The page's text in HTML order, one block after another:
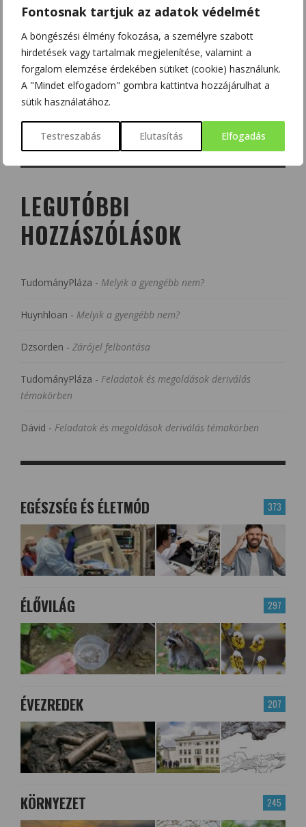
Fontosnak tartjuk az adatok védelmét
A böngészési élmény fokozása, a személyre szabott
hirdetések vagy tartalmak megjelenítése, valamint a
forgalom elemzése érdekében sütiket (cookie) használunk.
A "Mindet elfogadom" gombra kattintva hozzájárulhat a
sütik használatához.
Testreszabás Elutasítás Elfogadás
LEGUTÓBBI
HOZZÁSZÓLÁSOK
TudományPláza - Melyik a gyengébb nem?
Huynhloan - Melyik a gyengébb nem?
Dzsorden - Zárójel felbontása
TudományPláza - Feladatok és megoldások deriválás
témakörben
Dávid - Feladatok és megoldások deriválás témakörben
373
EGÉSZSÉG ÉS ÉLETMÓD
297
ÉLŐVILÁG
207
ÉVEZREDEK
245
KÖRNYEZET